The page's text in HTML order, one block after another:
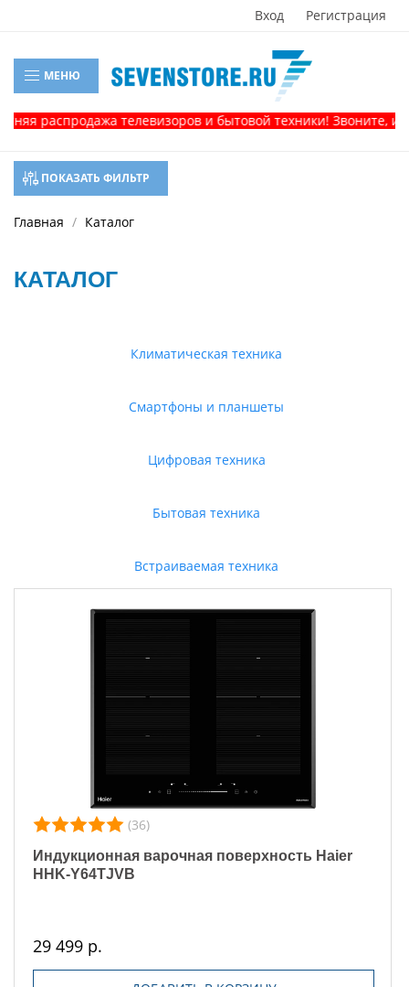
Вход Регистрация
МЕНЮ
телевизоров и бытовой техники! Звоните, и
ПОКАЗАТЬ ФИЛЬТР
Главная Каталог
КАТАЛОГ
Климатическая техника
Смартфоны и планшеты
Цифровая техника
Бытовая техника
Встраиваемая техника
(36)
Индукционная варочная поверхность Haier
HHK-Y64TJVB
29 499 р.